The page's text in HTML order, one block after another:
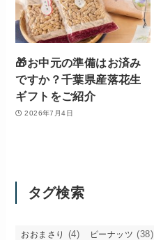
🎁お中元の準備はお済み
ですか？千葉県産落花生
ギフトをご紹介
2026年7月4日
タグ検索
おおまさり (4) ピーナッツ (38)